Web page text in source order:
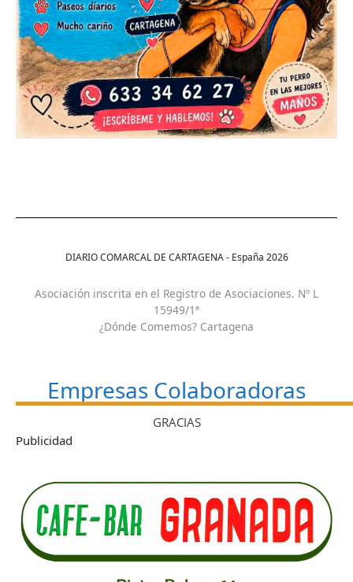
DIARIO COMARCAL DE CARTAGENA - España 2026
Asociación inscrita en el Registro de Asociaciones. Nº L
15949/1ª
¿Dónde Comemos? Cartagena
Empresas Colaboradoras
GRACIAS
Publicidad